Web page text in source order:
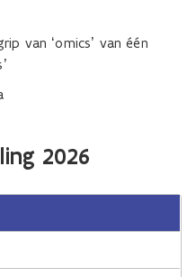
van ‘omics’ van één
2026